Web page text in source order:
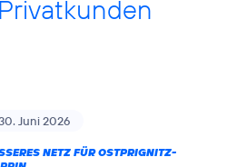
Juni 2026
NETZ FÜR OSTPRIGNITZ-